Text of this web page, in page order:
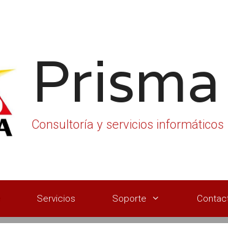
Consultoría y servicios informáticos
Servicios Soporte